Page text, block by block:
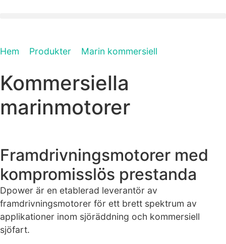
Hem Produkter Marin kommersiell
Kommersiella
marinmotorer
Framdrivningsmotorer med
kompromisslös prestanda
Dpower är en etablerad leverantör av
framdrivningsmotorer för ett brett spektrum av
applikationer inom sjöräddning och kommersiell
sjöfart.